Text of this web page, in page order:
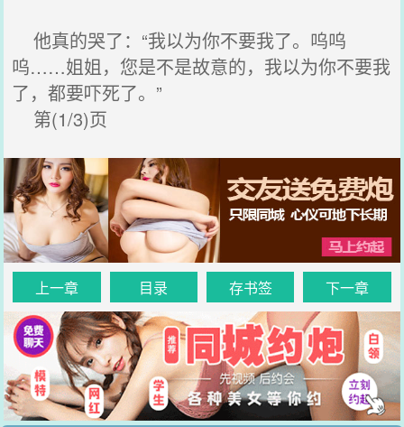
他真的哭了：“我以为你不要我了。呜呜
呜……姐姐，您是不是故意的，我以为你不要我
了，都要吓死了。”
第(1/3)页
上一章 目录 存书签 下一章